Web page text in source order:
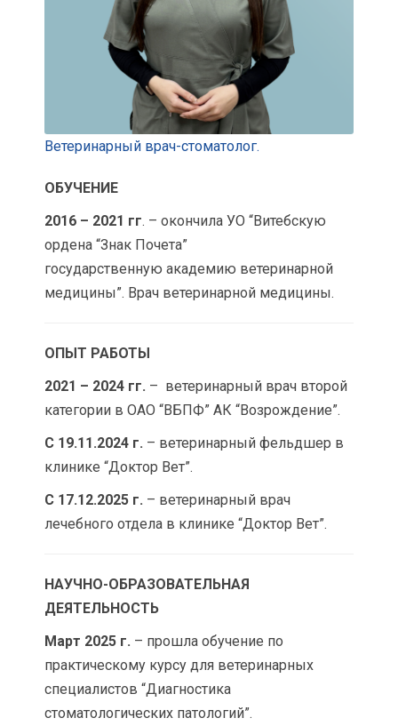
Ветеринарный врач-стоматолог.
ОБУЧЕНИЕ
2016 – 2021 гг. – окончила УО “Витебскую
ордена “Знак Почета”
государственную академию ветеринарной
медицины”. Врач ветеринарной медицины.
ОПЫТ РАБОТЫ
2021 – 2024 гг. – ветеринарный врач второй
категории в ОАО “ВБПФ” АК “Возрождение”.
С 19.11.2024 г. – ветеринарный фельдшер в
клинике “Доктор Вет”.
С 17.12.2025 г. – ветеринарный врач
лечебного отдела в клинике “Доктор Вет”.
НАУЧНО-ОБРАЗОВАТЕЛЬНАЯ
ДЕЯТЕЛЬНОСТЬ
Март 2025 г. – прошла обучение по
практическому курсу для ветеринарных
специалистов “Диагностика
стоматологических патологий”.